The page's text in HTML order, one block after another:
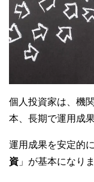
個人投資家は、機
本、長期で運用成
運用成果を安定的
資 」が基本になりま